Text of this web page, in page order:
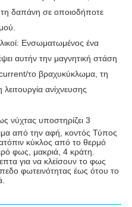
τη δαπάνη σε οποιοδήποτε
Ενσωματωμένος ένα
αυτήν την μαγνητική στάση
το βραχυκύκλωμα, τη
ανίχνευσης
νύχτας υποστηρίζει 3
από την αφή, κοντός Τύπος
κύκλος από το θερμό
φως, μακριά, 4 κράτη.
για να κλείσουν το φως
φωτεινότητας έως ότου το